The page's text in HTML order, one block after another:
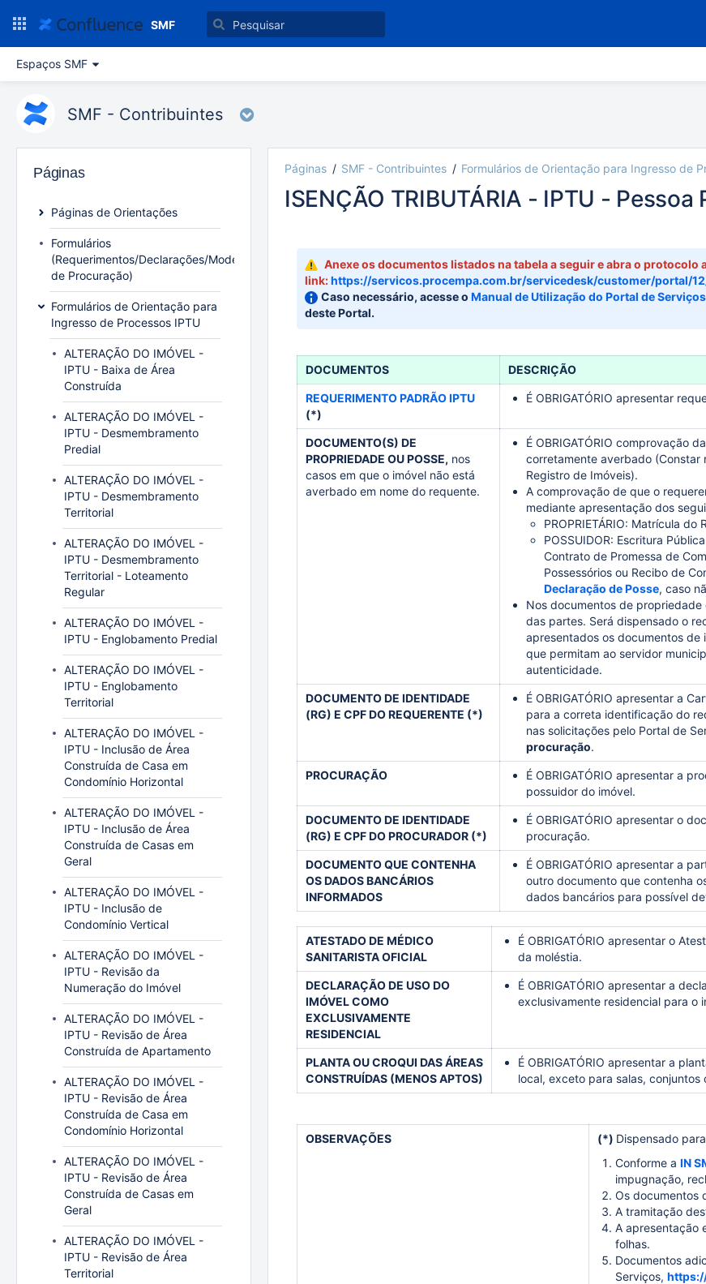
para
principal
assistive.skiplink.to.header.menu
assistive.skiplink.to.action.menu
SMF
Espaços SMF
SMF - Contribuintes
Páginas SMF - Contribuintes Formulários de Orientação para Ingresso de
ISENÇÃO TRIBUTÁRIA - IPTU -
Anexe os documentos listados na tabela a seguir e abra o protocolo
link:https://servicos.procempa.com.br/servicedesk/customer/portal/
Caso necessário, acesse o Manual de Utilização do Portal de
deste Portal.
DOCUMENTOS DESCRIÇÃO
REQUERIMENTO PADRÃO IPTU
(*)
É OBRIGATÓRIO apresentar
DOCUMENTO(S) DE
PROPRIEDADE OU POSSE, nos
casos em que o imóvel não está
averbado em nome do requente.
É OBRIGATÓRIO comprovação
corretamente averbado (Constar
Registro de Imóveis).
A comprovação de que o
mediante apresentação dos
PROPRIETÁRIO: Matrícula
POSSUIDOR: Escritura
Contrato de Promessa de
Possessórios ou Recibo de
Declaração de Posse, caso
Nos documentos de
das partes. Será dispensado o
apresentados os documentos
que permitam ao servidor
autenticidade.
DOCUMENTO DE IDENTIDADE
(RG) E CPF DO REQUERENTE (*)
É OBRIGATÓRIO apresentar a
para a correta identificação do
nas solicitações pelo Portal de
procuração.
PROCURAÇÃO
É OBRIGATÓRIO apresentar a
possuidor do imóvel.
DOCUMENTO DE IDENTIDADE
(RG) E CPF DO PROCURADOR (*)
É OBRIGATÓRIO apresentar o
procuração.
DOCUMENTO QUE CONTENHA
OS DADOS BANCÁRIOS
INFORMADOS
É OBRIGATÓRIO apresentar a
outro documento que contenha
dados bancários para possível
ATESTADO DE MÉDICO
SANITARISTA OFICIAL
É OBRIGATÓRIO apresentar o
da moléstia.
DECLARAÇÃO DE USO DO
IMÓVEL COMO
EXCLUSIVAMENTE
RESIDENCIAL
É OBRIGATÓRIO apresentar a
exclusivamente residencial para o
PLANTA OU CROQUI DAS ÁREAS
CONSTRUÍDAS (MENOS APTOS)
É OBRIGATÓRIO apresentar a
local, exceto para salas, conjuntos
OBSERVAÇÕES (*) Dispensado
Conforme a IN
impugnação,
Os documentos
A tramitação
A apresentação
folhas.
Documentos
Serviços,
Páginas
Páginas de Orientações
Formulários
(Requerimentos/Declarações/Modelo
de Procuração)
Formulários de Orientação para
Ingresso de Processos IPTU
ALTERAÇÃO DO IMÓVEL -
IPTU - Baixa de Área
Construída
ALTERAÇÃO DO IMÓVEL -
IPTU - Desmembramento
Predial
ALTERAÇÃO DO IMÓVEL -
IPTU - Desmembramento
Territorial
ALTERAÇÃO DO IMÓVEL -
IPTU - Desmembramento
Territorial - Loteamento
Regular
ALTERAÇÃO DO IMÓVEL -
IPTU - Englobamento Predial
ALTERAÇÃO DO IMÓVEL -
IPTU - Englobamento
Territorial
ALTERAÇÃO DO IMÓVEL -
IPTU - Inclusão de Área
Construída de Casa em
Condomínio Horizontal
ALTERAÇÃO DO IMÓVEL -
IPTU - Inclusão de Área
Construída de Casas em
Geral
ALTERAÇÃO DO IMÓVEL -
IPTU - Inclusão de
Condomínio Vertical
ALTERAÇÃO DO IMÓVEL -
IPTU - Revisão da
Numeração do Imóvel
ALTERAÇÃO DO IMÓVEL -
IPTU - Revisão de Área
Construída de Apartamento
ALTERAÇÃO DO IMÓVEL -
IPTU - Revisão de Área
Construída de Casa em
Condomínio Horizontal
ALTERAÇÃO DO IMÓVEL -
IPTU - Revisão de Área
Construída de Casas em
Geral
ALTERAÇÃO DO IMÓVEL -
IPTU - Revisão de Área
Territorial